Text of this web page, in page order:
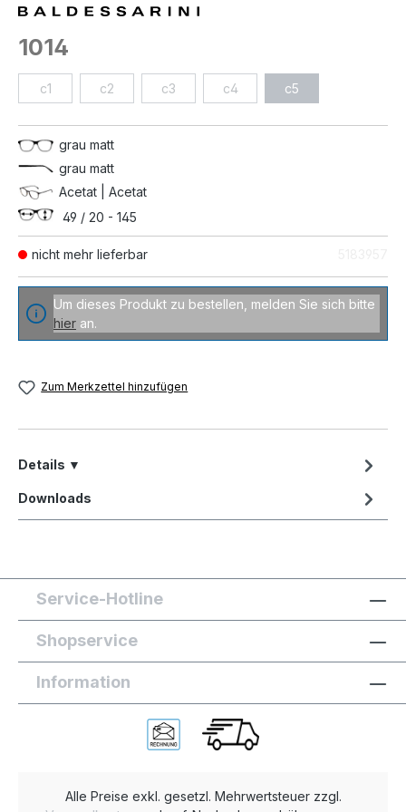
nicht mehr lieferbar
1014
c1 c2 c3 c4 c5
grau matt
grau matt
Acetat | Acetat
49 / 20 - 145
Um dieses Produkt zu bestellen, melden Sie sich bitte
hier an.
Zum Merkzettel hinzufügen
Details ▼
Downloads
Service-Hotline
Shopservice
Information
Alle Preise exkl. gesetzl. Mehrwertsteuer zzgl.